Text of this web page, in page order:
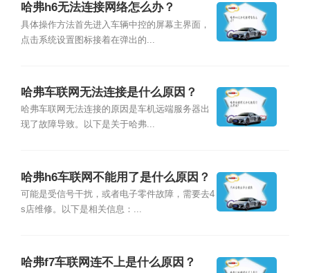
哈弗h6无法连接网络怎么办？
具体操作方法首先进入车辆中控的屏幕主界面，
点击系统设置图标接着在弹出的...
哈弗车联网无法连接是什么原因？
哈弗车联网无法连接的原因是车机远端服务器出
现了故障导致。以下是关于哈弗...
哈弗h6车联网不能用了是什么原因？
可能是受信号干扰，或者电子零件故障，需要去4
s店维修。以下是相关信息：...
哈弗f7车联网连不上是什么原因？